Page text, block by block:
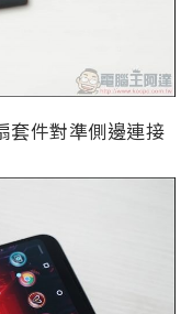
套件對準側邊連接